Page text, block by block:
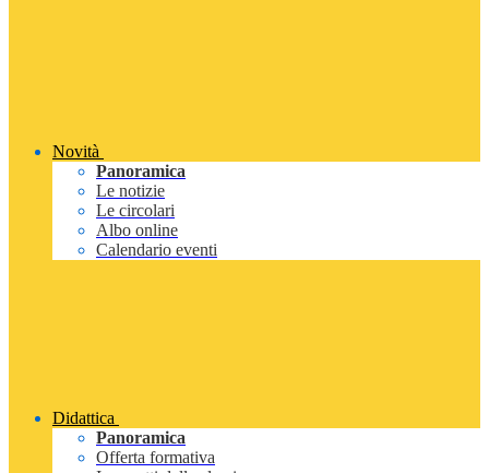
Novità
Panoramica
Le notizie
Le circolari
Albo online
Calendario eventi
Didattica
Panoramica
Offerta formativa